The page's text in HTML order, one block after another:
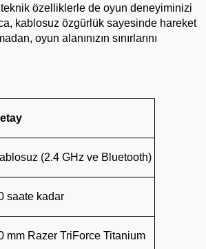
özelliklerle de oyun deneyiminizi
kablosuz özgürlük sayesinde hareket
oyun alanınızın sınırlarını
(2.4 GHz ve Bluetooth)
saate kadar
mm Razer TriForce Titanium